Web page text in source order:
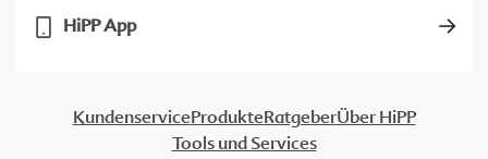
HiPP App
KundenserviceProdukteRatgeberÜber HiPP
Tools und Services